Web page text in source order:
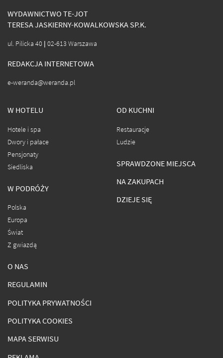
WYDAWNICTWO TE-JOT
TERESA JASKIERNY-KOWALKOWSKA SP.K.
ul. Pilicka 40 | 02-613 Warszawa
REDAKCJA INTERNETOWA
e-weranda@weranda.pl
W HOTELU
Hotele i spa
Dwory i pałace
Pensjonaty
Siedliska
W PODRÓŻY
Polska
Europa
Świat
Z gwiazdą
OD KUCHNI
Restauracje
Ludzie
SPRAWDZONE MIEJSCA
NA ZAKUPACH
DZIEJE SIĘ
O NAS
REGULAMIN
POLITYKA PRYWATNOŚCI
POLITYKA COOKIES
MAPA SERWISU